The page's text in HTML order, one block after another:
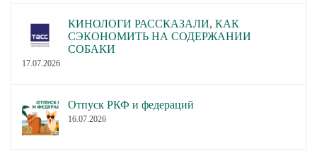
КИНОЛОГИ РАССКАЗАЛИ, КАК
СЭКОНОМИТЬ НА СОДЕРЖАНИИ
СОБАКИ
17.07.2026
Отпуск РКФ и федераций
16.07.2026